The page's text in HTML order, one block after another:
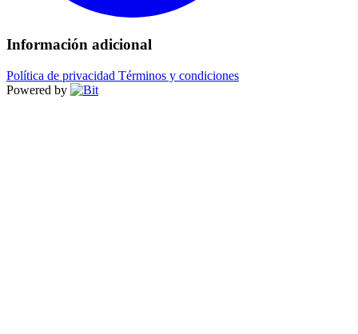
Información adicional
Política de privacidad Términos y condiciones
Powered by